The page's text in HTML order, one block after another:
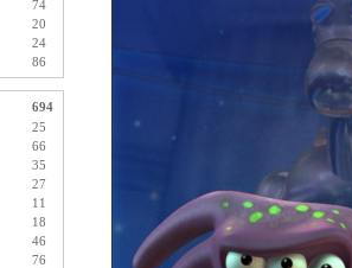
74
20
24
86
694
25
66
35
27
11
18
46
76